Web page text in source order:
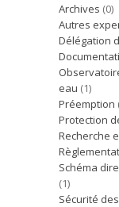
Archives (0)
Autres
Délégation
eau (1)
Préemption
Protection
Recherche
Schéma
(1)
Sécurité